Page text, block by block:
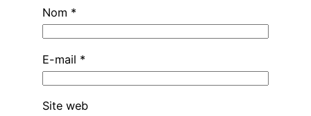
Nom *
E-mail *
Site web